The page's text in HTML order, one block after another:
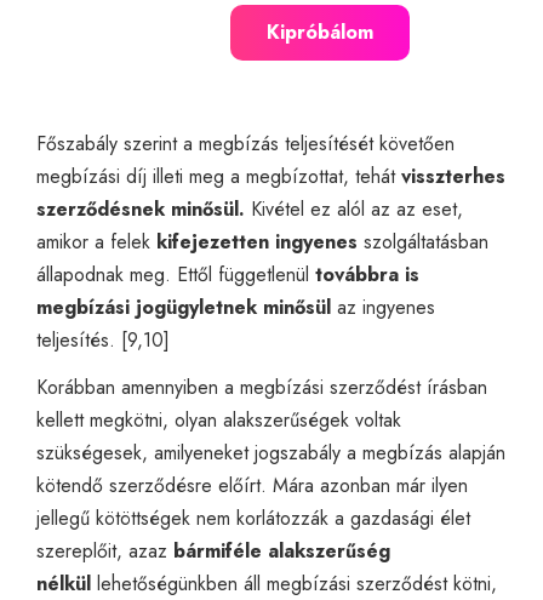
Kipróbálom
Főszabály szerint a megbízás teljesítését követően
megbízási díj illeti meg a megbízottat, tehátvisszterhes
szerződésnek minősül. Kivétel ez alól az az eset,
amikor a felek kifejezetten ingyenes szolgáltatásban
állapodnak meg. Ettől függetlenül továbbra is
megbízási jogügyletnek minősül az ingyenes
teljesítés. [9,10]
Korábban amennyiben a megbízási szerződést írásban
kellett megkötni, olyan alakszerűségek voltak
szükségesek, amilyeneket jogszabály a megbízás alapján
kötendő szerződésre előírt. Mára azonban már ilyen
jellegű kötöttségek nem korlátozzák a gazdasági élet
szereplőit, azaz bármiféle alakszerűség
nélkül lehetőségünkben áll megbízási szerződést kötni,